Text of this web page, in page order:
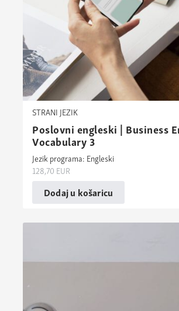
STRANI JEZIK
Poslovni engleski | Business
Vocabulary 3
Jezik programa: Engleski
128,70 EUR
Dodaj u košaricu